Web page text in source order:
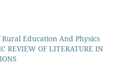
Education And Physics
REVIEW OF LITERATURE IN